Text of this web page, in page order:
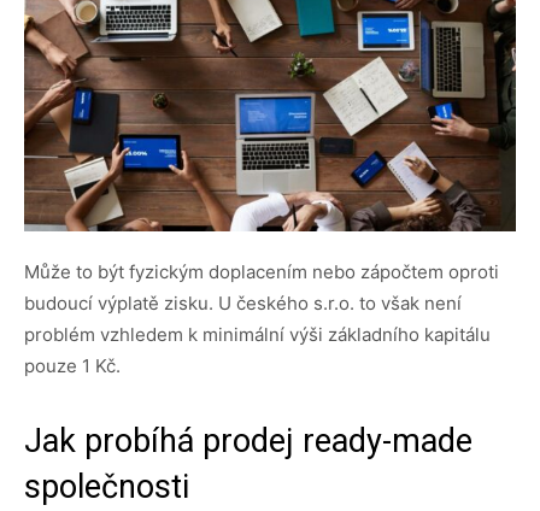
Může to být fyzickým doplacením nebo zápočtem oproti
budoucí výplatě zisku. U českého s.r.o. to však není
problém vzhledem k minimální výši základního kapitálu
pouze 1 Kč.
Jak probíhá prodej ready-made
společnosti